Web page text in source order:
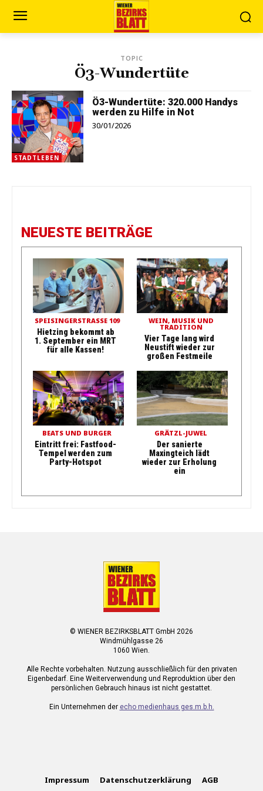
TOPIC
Ö3-Wundertüte
STADTLEBEN
Ö3-Wundertüte: 320.000 Handys
werden zu Hilfe in Not
30/01/2026
NEUESTE BEITRÄGE
SPEISINGERSTRASSE 109
Hietzing bekommt ab
1. September ein MRT
für alle Kassen!
WEIN, MUSIK UND
TRADITION
Vier Tage lang wird
Neustift wieder zur
großen Festmeile
BEATS UND BURGER
Eintritt frei: Fastfood-
Tempel werden zum
Party-Hotspot
GRÄTZL-JUWEL
Der sanierte
Maxingteich lädt
wieder zur Erholung
ein
© WIENER BEZIRKSBLATT GmbH 2026
Windmühlgasse 26
1060 Wien.
Alle Rechte vorbehalten. Nutzung ausschließlich für den privaten
Eigenbedarf. Eine Weiterverwendung und Reproduktion über den
persönlichen Gebrauch hinaus ist nicht gestattet.
Ein Unternehmen der echo medienhaus ges.m.b.h.
Impressum Datenschutzerklärung AGB